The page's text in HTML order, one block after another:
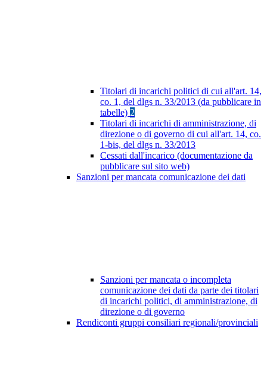
Titolari di incarichi politici di cui all'art. 14,
co. 1, del dlgs n. 33/2013 (da pubblicare in
tabelle) 2
Titolari di incarichi di amministrazione, di
direzione o di governo di cui all'art. 14, co.
1-bis, del dlgs n. 33/2013
Cessati dall'incarico (documentazione da
pubblicare sul sito web)
Sanzioni per mancata comunicazione dei dati
Sanzioni per mancata o incompleta
comunicazione dei dati da parte dei titolari
di incarichi politici, di amministrazione, di
direzione o di governo
Rendiconti gruppi consiliari regionali/provinciali